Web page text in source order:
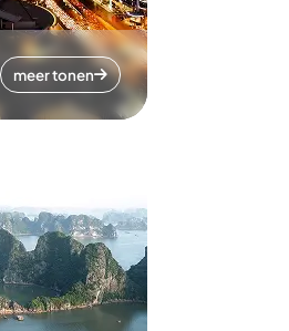
meer tonen